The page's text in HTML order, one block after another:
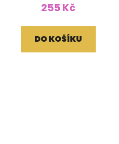
255 Kč
DO KOŠÍKU